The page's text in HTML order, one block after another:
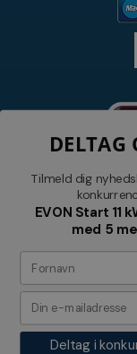
modtag
DELTAG
Tilmeld dig
EVON Start 11
med 5
Deltag i